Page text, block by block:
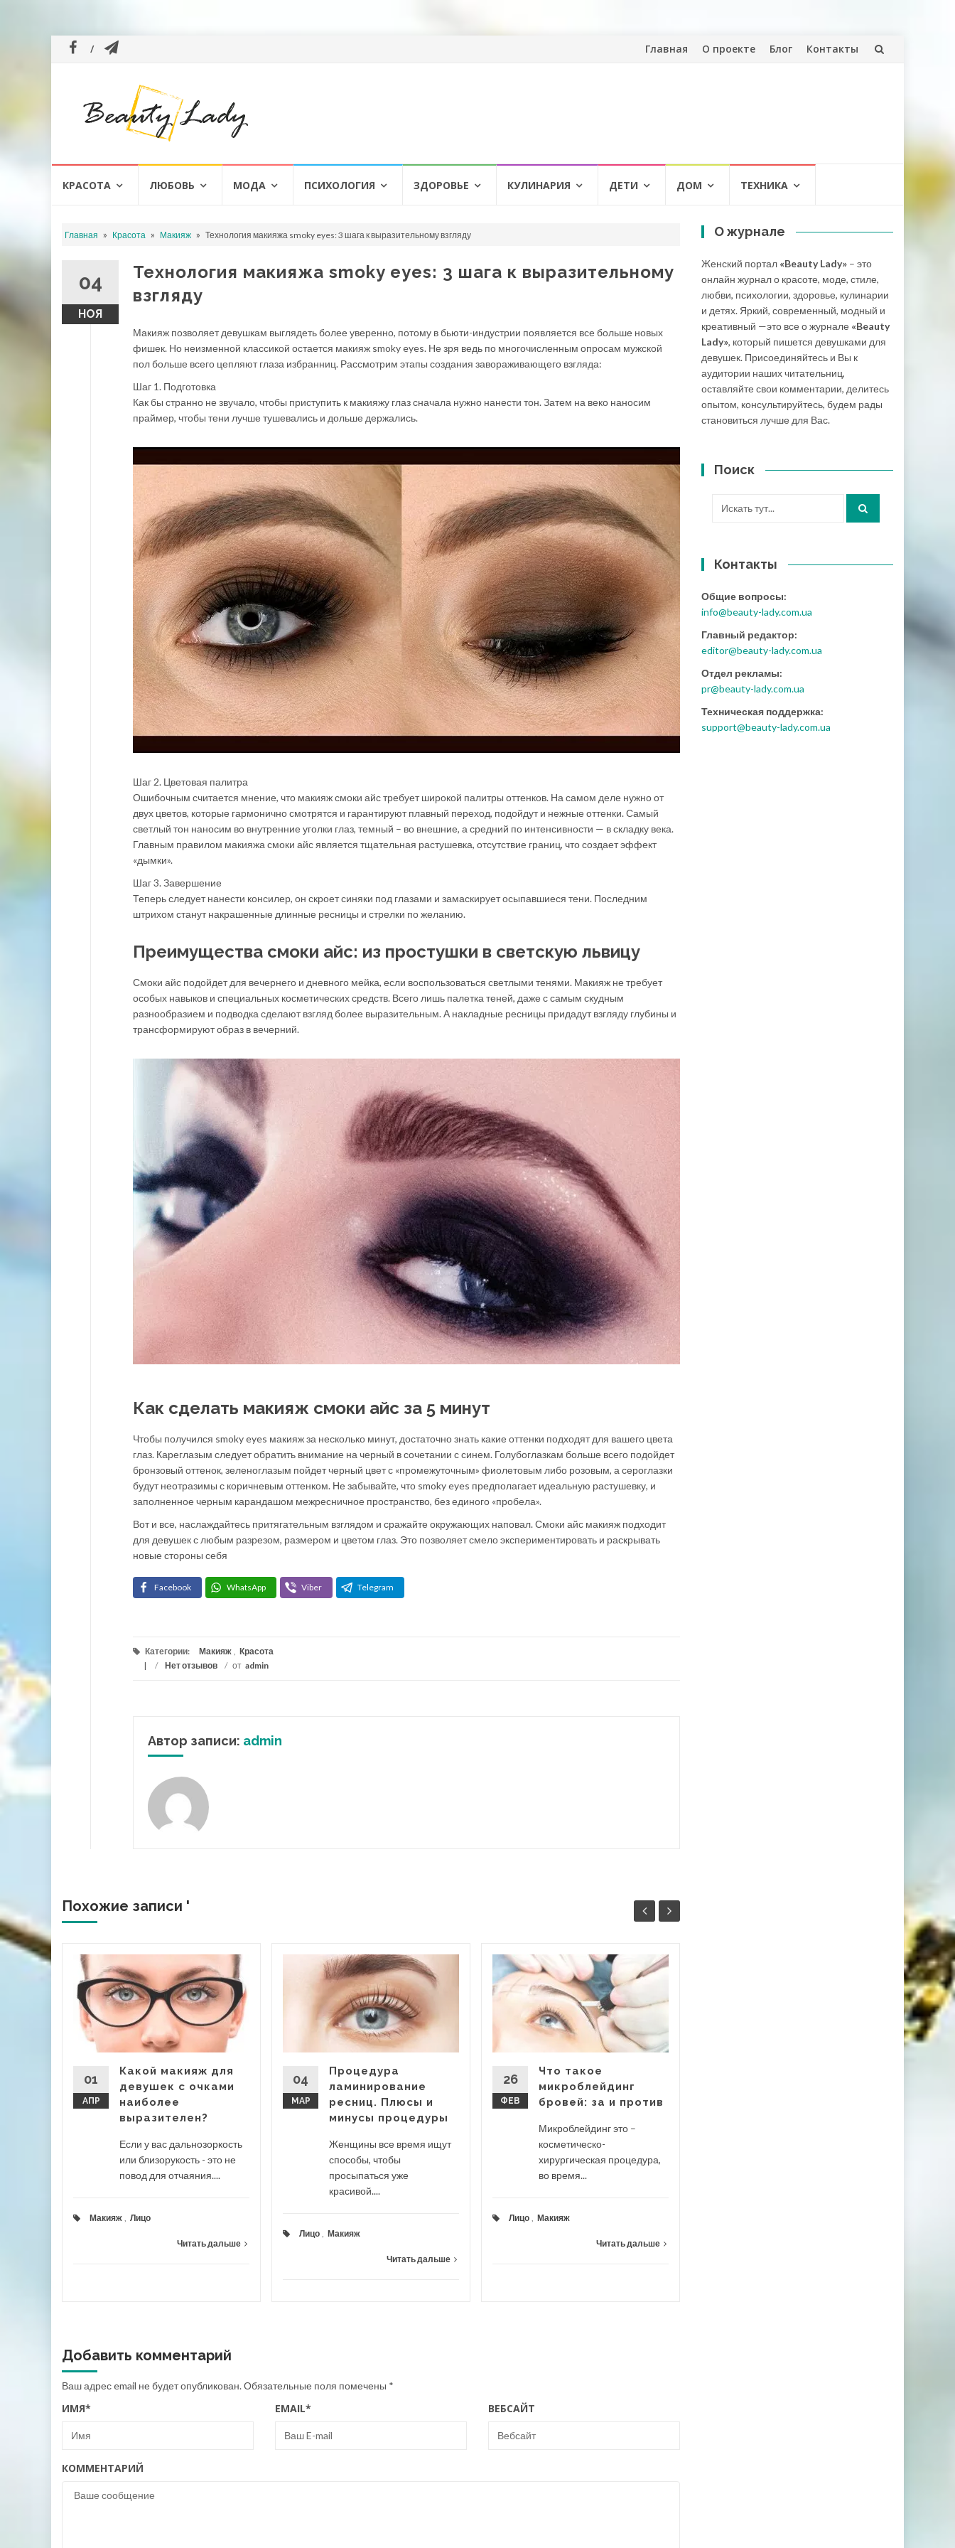
Перейти
Главная О проекте Блог Контакты
КРАСОТА ЛЮБОВЬ МОДА ПСИХОЛОГИЯ ЗДОРОВЬЕ КУЛИНАРИЯ ДЕТИ ДОМ ТЕХНИКА
Главная » Красота » Макияж » Технология макияжа smoky eyes: 3 шага к выразительному взгляду
04
НОЯ
Технология макияжа smoky eyes: 3 шага к выразительному
взгляду
Макияж позволяет девушкам выглядеть более уверенно, потому в бьюти-индустрии появляется все больше новых
фишек. Но неизменной классикой остается макияж smoky eyes. Не зря ведь по многочисленным опросам мужской
пол больше всего цепляют глаза избранниц. Рассмотрим этапы создания завораживающего взгляда:
Шаг 1. Подготовка
Как бы странно не звучало, чтобы приступить к макияжу глаз сначала нужно нанести тон. Затем на веко наносим
праймер, чтобы тени лучше тушевались и дольше держались.
Шаг 2. Цветовая палитра
Ошибочным считается мнение, что макияж смоки айс требует широкой палитры оттенков. На самом деле нужно от
двух цветов, которые гармонично смотрятся и гарантируют плавный переход, подойдут и нежные оттенки. Самый
светлый тон наносим во внутренние уголки глаз, темный – во внешние, а средний по интенсивности — в складку века.
Главным правилом макияжа смоки айс является тщательная растушевка, отсутствие границ, что создает эффект
«дымки».
Шаг 3. Завершение
Теперь следует нанести консилер, он скроет синяки под глазами и замаскирует осыпавшиеся тени. Последним
штрихом станут накрашенные длинные ресницы и стрелки по желанию.
Преимущества смоки айс: из простушки в светскую львицу
Смоки айс подойдет для вечернего и дневного мейка, если воспользоваться светлыми тенями. Макияж не требует
особых навыков и специальных косметических средств. Всего лишь палетка теней, даже с самым скудным
разнообразием и подводка сделают взгляд более выразительным. А накладные ресницы придадут взгляду глубины и
трансформируют образ в вечерний.
Как сделать макияж смоки айс за 5 минут
Чтобы получился smoky eyes макияж за несколько минут, достаточно знать какие оттенки подходят для вашего цвета
глаз. Кареглазым следует обратить внимание на черный в сочетании с синем. Голубоглазкам больше всего подойдет
бронзовый оттенок, зеленоглазым пойдет черный цвет с «промежуточным» фиолетовым либо розовым, а сероглазки
будут неотразимы с коричневым оттенком. Не забывайте, что smoky eyes предполагает идеальную растушевку, и
заполненное черным карандашом межресничное пространство, без единого «пробела».
Вот и все, наслаждайтесь притягательным взглядом и сражайте окружающих наповал. Смоки айс макияж подходит
для девушек с любым разрезом, размером и цветом глаз. Это позволяет смело экспериментировать и раскрывать
новые стороны себя
Facebook WhatsApp Viber Telegram
Категории: Макияж , Красота
/
Нет отзывов / от admin
Автор записи: admin
Похожие записи '
01
АПР
Какой макияж для
девушек с очками
наиболее
выразителен?
Если у вас дальнозоркость
или близорукость - это не
повод для отчаяния....
Макияж Лицо
Читать дальше
04
МАР
Процедура
ламинирование
ресниц. Плюсы и
минусы процедуры
Женщины все время ищут
способы, чтобы
просыпаться уже
красивой....
Лицо Макияж
Читать дальше
26
ФЕВ
Что такое
микроблейдинг
бровей: за и против
Микроблейдинг это –
косметическо-
хирургическая процедура,
во время...
Лицо Макияж
Читать дальше
10
ЯНВ
Добавить комментарий
Ваш адрес email не будет опубликован.Обязательные поля помечены *
ИМЯ* EMAIL* ВЕБСАЙТ
КОММЕНТАРИЙ
О журнале
Женский портал «Beauty Lady» – это
онлайн журнал о красоте, моде, стиле,
любви, психологии, здоровье, кулинарии
и детях. Яркий, современный, модный и
креативный —это все о журнале «Beauty
Lady», который пишется девушками для
девушек. Присоединяйтесь и Вы к
аудитории наших читательниц,
оставляйте свои комментарии, делитесь
опытом, консультируйтесь, будем рады
становиться лучше для Вас.
Поиск
Контакты
Общие вопросы:
info@beauty-lady.com.ua
Главный редактор:
editor@beauty-lady.com.ua
Отдел рекламы:
pr@beauty-lady.com.ua
Техническая поддержка:
support@beauty-lady.com.ua